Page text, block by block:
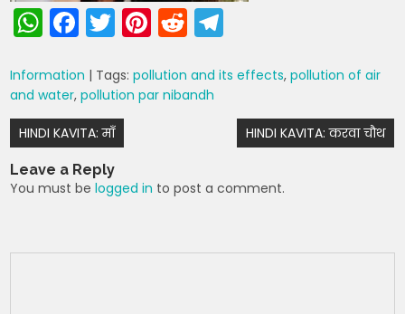
W
h
a
ts
A
p
p
F
a
c
e
b
o
o
T
w
itt
er
Pi
nt
er
e
R
e
d
di
e
gr
a
Information | Tags:pollution and its effects,pollution of air
and water,pollution par nibandh
Post
navigation
HINDI KAVITA: माँ HINDI KAVITA: करवा चौथ
Leave a Reply
You must belogged in to post a comment.